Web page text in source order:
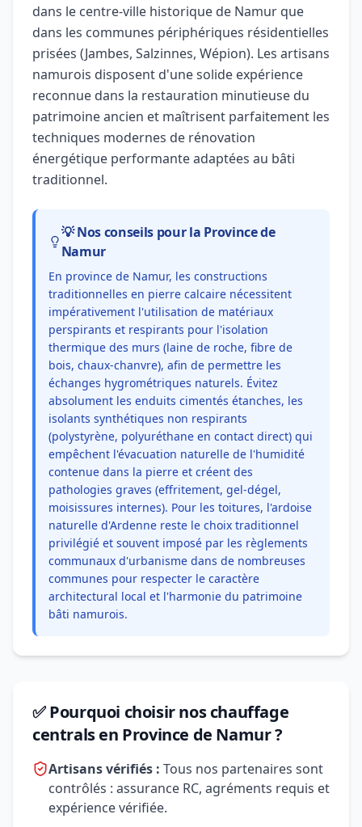
dans le centre-ville historique de Namur que
dans les communes périphériques résidentielles
prisées (Jambes, Salzinnes, Wépion). Les artisans
namurois disposent d'une solide expérience
reconnue dans la restauration minutieuse du
patrimoine ancien et maîtrisent parfaitement les
techniques modernes de rénovation
énergétique performante adaptées au bâti
traditionnel.
💡 Nos conseils pour la Province de
Namur
En province de Namur, les constructions
traditionnelles en pierre calcaire nécessitent
impérativement l'utilisation de matériaux
perspirants et respirants pour l'isolation
thermique des murs (laine de roche, fibre de
bois, chaux-chanvre), afin de permettre les
échanges hygrométriques naturels. Évitez
absolument les enduits cimentés étanches, les
isolants synthétiques non respirants
(polystyrène, polyuréthane en contact direct) qui
empêchent l'évacuation naturelle de l'humidité
contenue dans la pierre et créent des
pathologies graves (effritement, gel-dégel,
moisissures internes). Pour les toitures, l'ardoise
naturelle d'Ardenne reste le choix traditionnel
privilégié et souvent imposé par les règlements
communaux d'urbanisme dans de nombreuses
communes pour respecter le caractère
architectural local et l'harmonie du patrimoine
bâti namurois.
✅ Pourquoi choisir nos chauffage
centrals en Province de Namur ?
Artisans vérifiés : Tous nos partenaires sont
contrôlés : assurance RC, agréments requis et
expérience vérifiée.